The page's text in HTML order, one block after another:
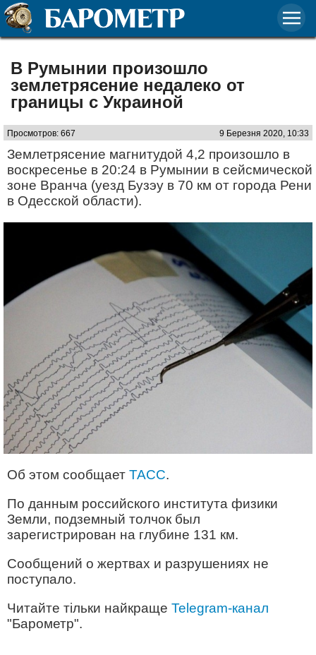
В Румынии произошло
землетрясение недалеко от
границы с Украиной
Просмотров: 667 9 Березня 2020, 10:33
Землетрясение магнитудой 4,2 произошло в
воскресенье в 20:24 в Румынии в сейсмической
зоне Вранча (уезд Бузэу в 70 км от города Рени
в Одесской области).
Об этом сообщает ТАСС.
По данным российского института физики
Земли, подземный толчок был
зарегистрирован на глубине 131 км.
Сообщений о жертвах и разрушениях не
поступало.
Читайте тільки найкраще Telegram-канал
"Барометр".